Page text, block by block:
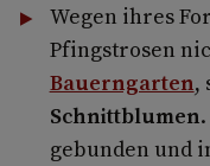
Wegen ihres
Pfingstrosen
Bauerngarten,
Schnittblumen
gebunden und